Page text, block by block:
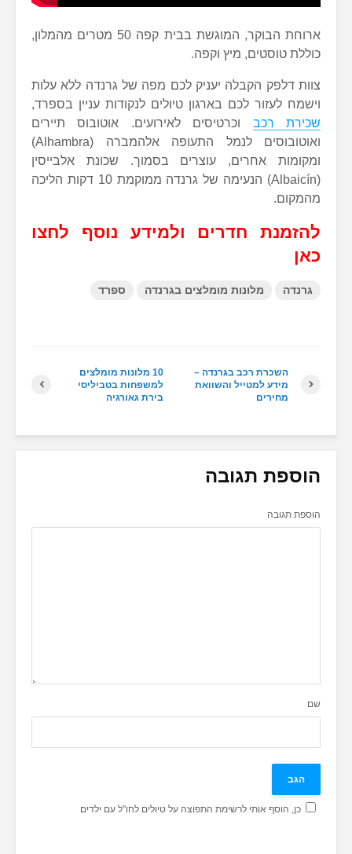
ארוחת הבוקר, המוגשת בבית קפה 50 מטרים מהמלון,
כוללת טוסטים, מיץ וקפה.
צוות דלפק הקבלה יעניק לכם מפה של גרנדה ללא עלות
וישמח לעזור לכם בארגון טיולים לנקודות עניין בספרד,
שכירת רכב וכרטיסים לאירועים. אוטובוס תיירים
ואוטובוסים לנמל התעופה אלהמברה (Alhambra)
ומקומות אחרים, עוצרים בסמוך. שכונת אלבייסין
(Albaicín) הנעימה של גרנדה ממוקמת 10 דקות הליכה
מהמקום.
להזמנת חדרים ולמידע נוסף לחצו
כאן
גרנדה מלונות מומלצים בגרנדה ספרד
10 מלונות מומלצים
למשפחות בטביליסי
בירת גאורגיה
השכרת רכב בגרנדה –
מידע למטייל והשוואת
מחירים
הוספת תגובה
הוספת תגובה
שם
כן, הוסף אותי לרשימת התפוצה על טיולים לחו"ל עם ילדים